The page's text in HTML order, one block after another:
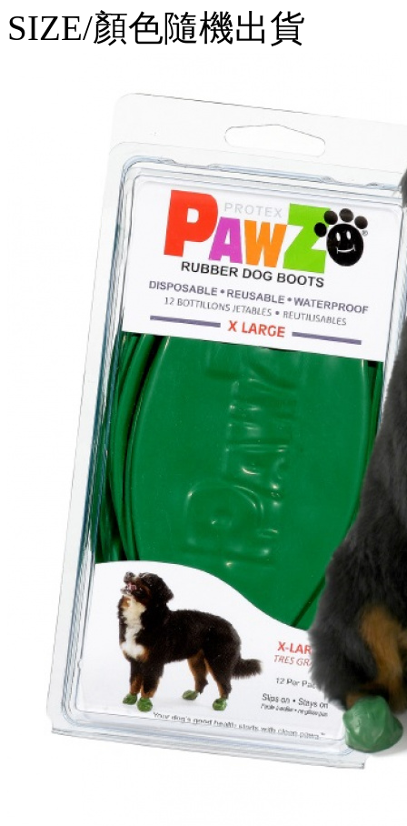
SIZE/顏色隨機出貨